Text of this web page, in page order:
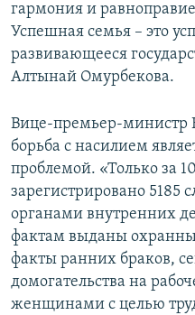
гармония и
Успешная семья – это
развивающееся
Алтынай Омурбекова.
Вице-премьер-министр
борьба с насилием
проблемой. «Только за
зарегистрировано 5185
органами внутренних
фактам выданы
факты ранних браков,
домогательства на
женщинами с целью